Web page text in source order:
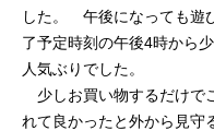
した。 午後になっても遊
了予定時刻の午後4時から
人気ぶりでした。
少しお買い物するだけで
れて良かったと外から見守